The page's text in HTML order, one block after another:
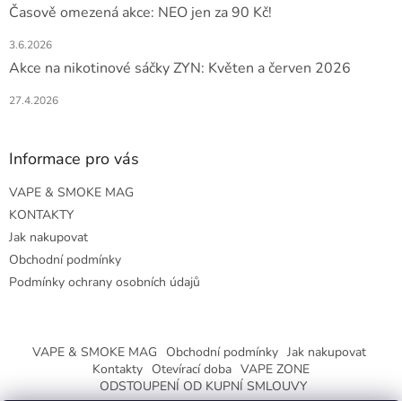
Časově omezená akce: NEO jen za 90 Kč!
3.6.2026
Akce na nikotinové sáčky ZYN: Květen a červen 2026
27.4.2026
Informace pro vás
VAPE & SMOKE MAG
KONTAKTY
Jak nakupovat
Obchodní podmínky
Podmínky ochrany osobních údajů
VAPE & SMOKE MAG Obchodní podmínky Jak nakupovat
Kontakty Otevírací doba VAPE ZONE
ODSTOUPENÍ OD KUPNÍ SMLOUVY